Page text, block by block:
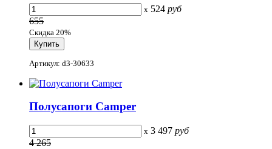
x 524 руб
655
Скидка 20%
Артикул: d3-30633
Полусапоги Camper
x 3 497 руб
4 265